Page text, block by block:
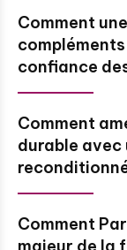
Comment
confiance
Comment
durable avec
Comment